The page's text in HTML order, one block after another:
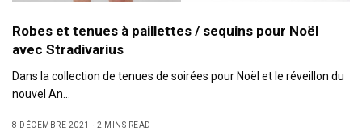
Robes et tenues à paillettes / sequins pour Noël
avec Stradivarius
Dans la collection de tenues de soirées pour Noël et le réveillon du
nouvel An…
8 DÉCEMBRE 2021 2 MINS READ